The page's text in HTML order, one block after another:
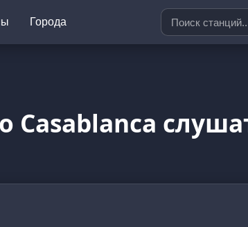
Города
Casablanca